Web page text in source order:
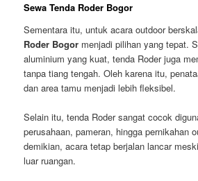
Sewa Tenda Roder Bogor
Sementara itu, untuk acara outdoor
Roder Bogor menjadi pilihan yang tepat.
aluminium yang kuat, tenda Roder juga
tanpa tiang tengah. Oleh karena itu,
dan area tamu menjadi lebih fleksibel.
Selain itu, tenda Roder sangat cocok
perusahaan, pameran, hingga pernikahan
demikian, acara tetap berjalan lancar
luar ruangan.